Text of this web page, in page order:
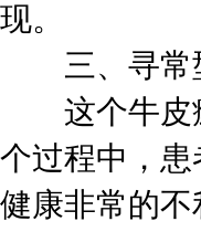
现。
三、寻常
这个牛皮癣
个过程中，
健康非常的